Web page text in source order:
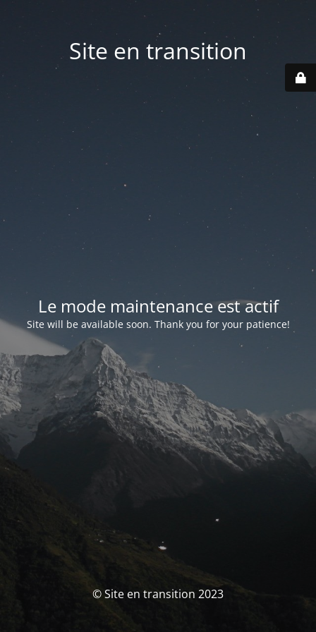
Site en transition
Le mode maintenance est actif
Site will be available soon. Thank you for your patience!
© Site en transition 2023